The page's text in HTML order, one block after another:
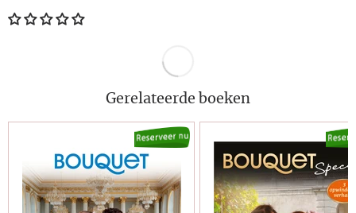
Gerelateerde boeken